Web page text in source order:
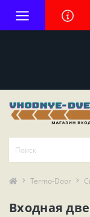
Termo-Door
Входная